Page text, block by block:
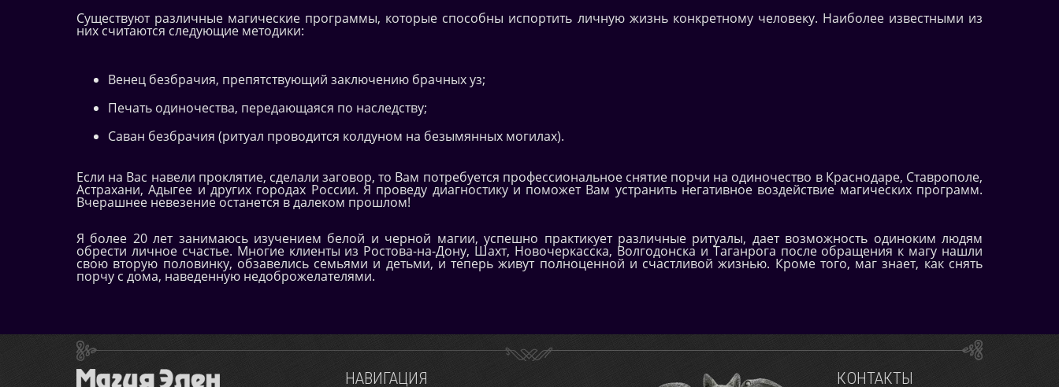
Существуют различные магические программы, которые способны испортить личную жизнь конкретному человеку. Наиболее известными из
них считаются следующие методики:
Венец безбрачия, препятствующий заключению брачных уз;
Печать одиночества, передающаяся по наследству;
Саван безбрачия (ритуал проводится колдуном на безымянных могилах).
Если на Вас навели проклятие, сделали заговор, то Вам потребуется профессиональное снятие порчи на одиночество в Краснодаре, Ставрополе,
Астрахани, Адыгее и других городах России. Я проведу диагностику и поможет Вам устранить негативное воздействие магических программ.
Вчерашнее невезение останется в далеком прошлом!
Я более 20 лет занимаюсь изучением белой и черной магии, успешно практикует различные ритуалы, дает возможность одиноким людям
обрести личное счастье. Многие клиенты из Ростова-на-Дону, Шахт, Новочеркасска, Волгодонска и Таганрога после обращения к магу нашли
свою вторую половинку, обзавелись семьями и детьми, и теперь живут полноценной и счастливой жизнью. Кроме того, маг знает, как снять
порчу с дома, наведенную недоброжелателями.
НАВИГАЦИЯ КОНТАКТЫ